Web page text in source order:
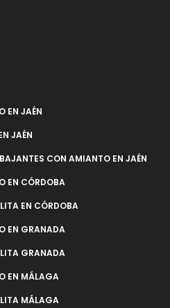
EN JAÉN
JAÉN
CON AMIANTO EN JAÉN
EN CÓRDOBA
EN CÓRDOBA
EN GRANADA
GRANADA
EN MÁLAGA
MÁLAGA